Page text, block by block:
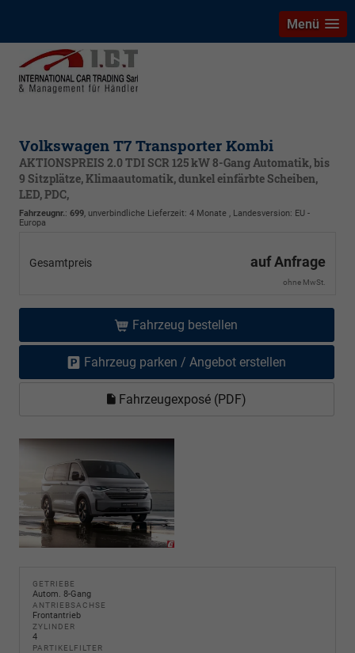
Menü
Volkswagen T7 Transporter Kombi
AKTIONSPREIS 2.0 TDI SCR 125 kW 8-Gang Automatik, bis
9 Sitzplätze, Klimaautomatik, dunkel einfärbte Scheiben,
LED, PDC,
Fahrzeugnr.: 699, unverbindliche Lieferzeit: 4 Monate , Landesversion: EU -
Europa
Gesamtpreis auf Anfrage
ohne MwSt.
Fahrzeug bestellen
Fahrzeug parken / Angebot erstellen
Fahrzeugexposé (PDF)
GETRIEBE
Autom. 8-Gang
ANTRIEBSACHSE
Frontantrieb
ZYLINDER
4
PARTIKELFILTER